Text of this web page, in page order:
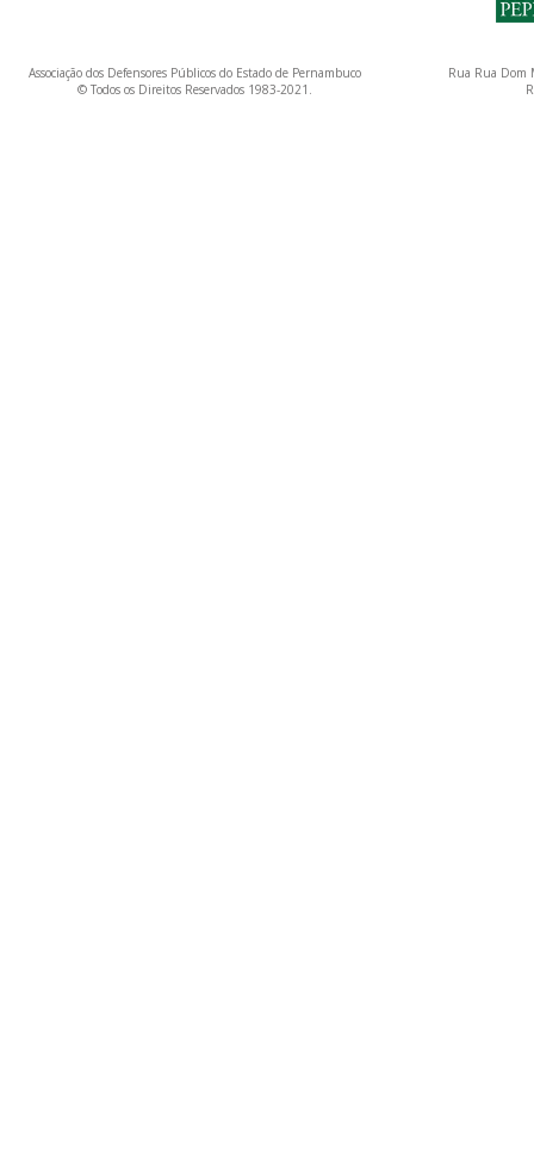
Associação dos Defensores Públicos do Estado de Pernambuco
© Todos os Direitos Reservados 1983-2021.
Rua Rua Dom